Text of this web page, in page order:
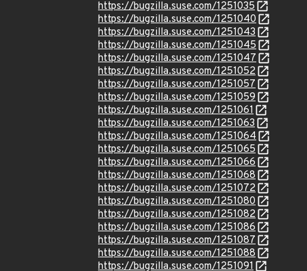
https://bugzilla.suse.com/1251035
https://bugzilla.suse.com/1251040
https://bugzilla.suse.com/1251043
https://bugzilla.suse.com/1251045
https://bugzilla.suse.com/1251047
https://bugzilla.suse.com/1251052
https://bugzilla.suse.com/1251057
https://bugzilla.suse.com/1251059
https://bugzilla.suse.com/1251061
https://bugzilla.suse.com/1251063
https://bugzilla.suse.com/1251064
https://bugzilla.suse.com/1251065
https://bugzilla.suse.com/1251066
https://bugzilla.suse.com/1251068
https://bugzilla.suse.com/1251072
https://bugzilla.suse.com/1251080
https://bugzilla.suse.com/1251082
https://bugzilla.suse.com/1251086
https://bugzilla.suse.com/1251087
https://bugzilla.suse.com/1251088
https://bugzilla.suse.com/1251091